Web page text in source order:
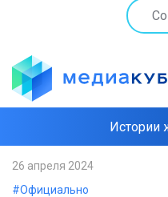
Истории
26 апреля 2024
#Официально